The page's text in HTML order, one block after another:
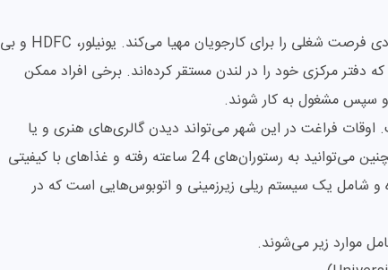
اشتغال: لندن قطب مالی جهان است و تعداد زیادی فرصت شغلی را برای کارجویان مهیا می‌کند. یونیلور، HDFC و بی
مرکزی خود را در لندن مستقر کرده‌‌‌اند. برخی افراد ممکن
و سپس مشغول به کار شوند.
اوقات فراغت در این شهر می‌تواند دیدن گالری‌های هنری و یا
فعالیت‌های شدید مانند صخره نوردی باشد. همچنین می‌توانید به رستوران‌های 24 ساعته رفته و غذاهای با کیفیتی
شامل یک سیستم ریلی زیرزمینی و اتوبوس‌هایی است که در
موارد زیر می‌شوند.